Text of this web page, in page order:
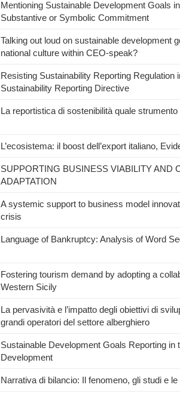
Mentioning Sustainable Development Goals
Substantive or Symbolic Commitment
Talking out loud on sustainable development
national culture within CEO-speak?
Resisting Sustainability Reporting Regulation
Sustainability Reporting Directive
La reportistica di sostenibilità quale
L’ecosistema: il boost dell’export italiano,
SUPPORTING BUSINESS VIABILITY AND
ADAPTATION
A systemic support to business model
crisis
Language of Bankruptcy: Analysis of Word
Fostering tourism demand by adopting a
Western Sicily
La pervasività e l’impatto degli obiettivi di
grandi operatori del settore alberghiero
Sustainable Development Goals Reporting
Development
Narrativa di bilancio: Il fenomeno, gli studi e